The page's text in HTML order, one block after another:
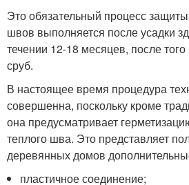
Это обязательный процесс
швов выполняется после усадки
течении 12-18 месяцев, после
сруб.
В настоящее время процедура
совершенна, поскольку кроме
она предусматривает
теплого шва. Это представляет
деревянных домов
пластичное соединение;